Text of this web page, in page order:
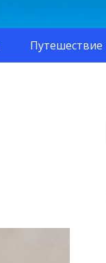
Путешествие